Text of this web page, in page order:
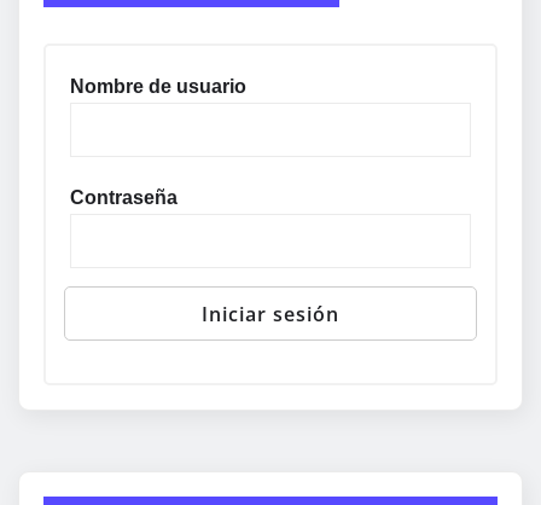
Nombre de usuario
Contraseña